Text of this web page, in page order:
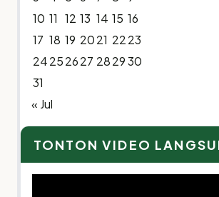
10 11 12 13 14 15 16
17 18 19 2021 2223
24252627 282930
31
« Jul
TONTON VIDEO